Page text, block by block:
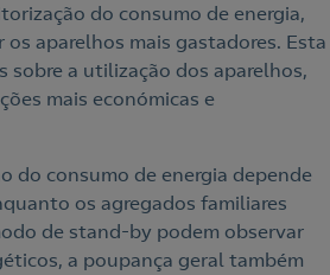
do consumo de energia,
aparelhos mais gastadores. Esta
sobre a utilização dos aparelhos,
mais económicas e
do consumo de energia depende
os agregados familiares
de stand-by podem observar
a poupança geral também